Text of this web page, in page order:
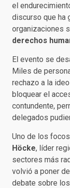
el
discurso que ha
organizaciones
derechos
El evento se
Miles de
rechazo a la
bloquear el
contundente,
delegados
Uno de los
Höcke, líder
sectores más
volvió a poner
debate sobre